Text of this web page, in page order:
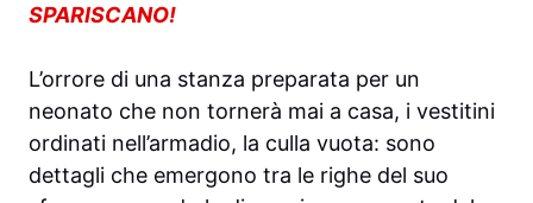
SPARISCANO!
L’orrore di una stanza preparata per un
neonato che non tornerà mai a casa, i vestitini
ordinati nell’armadio, la culla vuota: sono
dettagli che emergono tra le righe del suo